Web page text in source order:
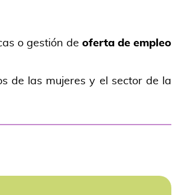
o gestión de oferta de empleo
de las mujeres y el sector de la